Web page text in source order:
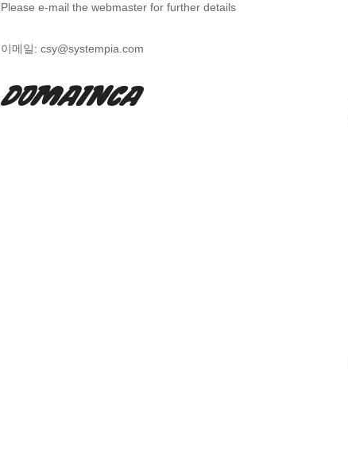
Please e-mail the webmaster for further details
이메일: csy@systempia.com